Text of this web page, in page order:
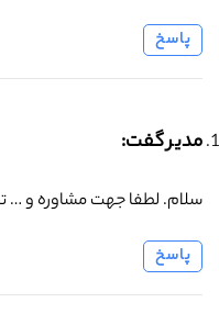
پاسخ
مدیر گفت:
سلام. لطفا جهت مشاوره و …
پاسخ